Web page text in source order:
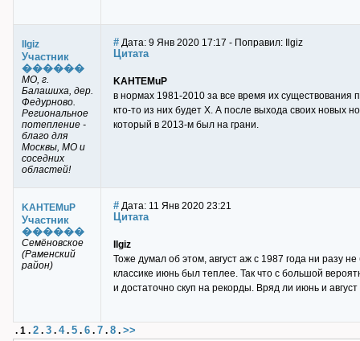
Ilgiz
Участник
������
МО, г.
Балашиха, дер.
Федурново.
Региональное
потепление -
благо для
Москвы, МО и
соседних
областей!
# Дата: 9 Янв 2020 17:17 - Поправил: Ilgiz
Цитата
KAHTEMuP
в нормах 1981-2010 за все время их существования
кто-то из них будет Х. А после выхода своих новых
который в 2013-м был на грани.
KAHTEMuP
Участник
������
Семёновское
(Раменский
район)
# Дата: 11 Янв 2020 23:21
Цитата
Ilgiz
Тоже думал об этом, август аж с 1987 года ни разу
классике июнь был теплее. Так что с большой
и достаточно скуп на рекорды. Вряд ли июнь и
. 1 . 2 . 3 . 4. 5 . 6 . 7 . 8 . >>